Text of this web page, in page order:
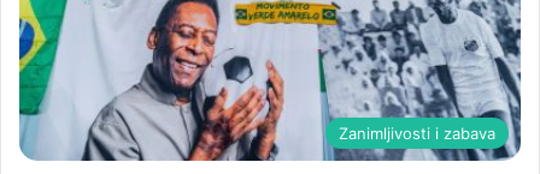
Zanimljivosti i zabava